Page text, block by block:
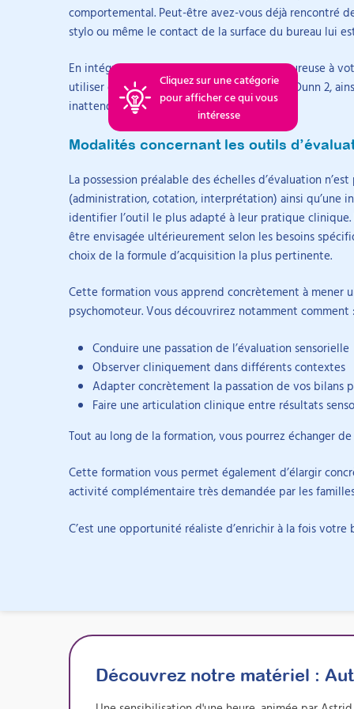
comportemental. Peut-être avez-vous déjà rencontré
stylo ou même le contact de la surface du bureau lui
En intégrant une évaluation sensorielle rigoureuse à
utiliser des outils précis comme le Profil de Dunn 2,
inattendus.
Modalités concernant les outils
La possession préalable des échelles d’évaluation
(administration, cotation, interprétation) ainsi qu’une
identifier l’outil le plus adapté à leur pratique clinique.
être envisagée ultérieurement selon les besoins
choix de la formule d’acquisition la plus pertinente.
Cette formation vous apprend concrètement à mener
psychomoteur. Vous découvrirez notamment comment :
Conduire une passation de l’évaluation sensorielle
Observer cliniquement dans différents contextes
Adapter concrètement la passation de vos bilans
Faire une articulation clinique entre résultats
Tout au long de la formation, vous pourrez échanger
Cette formation vous permet également d’élargir
activité complémentaire très demandée par les
C’est une opportunité réaliste d’enrichir à la fois
compléter l’analyse à l’aide du Sensory Profile
de l’EPSA, afin d’obtenir des données sensorielles
formation
un bilan
bilan
VISIO
Durée :
les
poser
Un
Mise en
vu en
aider à
suivi,
mise en
Replay
En visio
puis
toute la
Détails
Psychomotricienne diplômée d’État
2016, après une licence de psychologie. Elle
et réalise des bilans diagnostiques. Son parcours
des expériences en unité de diagnostic autisme,
CMPP, hôpital de jour et CATTP pour adolescents.
Cette liste est un extrait de la bibliographie complète
Nos formations, la certification et les ressources
Cliquez sur une catégorie
pour afficher ce qui vous
intéresse
Formations
Découvrez notre matériel :